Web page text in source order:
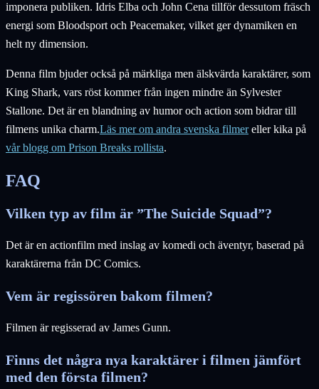
imponera publiken. Idris Elba och John Cena tillför dessutom fräsch
energi som Bloodsport och Peacemaker, vilket ger dynamiken en
helt ny dimension.
Denna film bjuder också på märkliga men älskvärda karaktärer, som
King Shark, vars röst kommer från ingen mindre än Sylvester
Stallone. Det är en blandning av humor och action som bidrar till
filmens unika charm.Läs mer om andra svenska filmereller kika på
vår blogg om Prison Breaks rollista.
FAQ
Vilken typ av film är ”The Suicide Squad”?
Det är en actionfilm med inslag av komedi och äventyr, baserad på
karaktärerna från DC Comics.
Vem är regissören bakom filmen?
Filmen är regisserad av James Gunn.
Finns det några nya karaktärer i filmen jämfört
med den första filmen?